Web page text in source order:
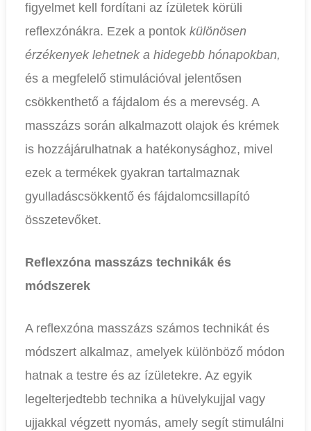
figyelmet kell fordítani az ízületek körüli
reflexzónákra. Ezek a pontok különösen
érzékenyek lehetnek a hidegebb hónapokban,
és a megfelelő stimulációval jelentősen
csökkenthető a fájdalom és a merevség. A
masszázs során alkalmazott olajok és krémek
is hozzájárulhatnak a hatékonysághoz, mivel
ezek a termékek gyakran tartalmaznak
gyulladáscsökkentő és fájdalomcsillapító
összetevőket.
Reflexzóna masszázs technikák és
módszerek
A reflexzóna masszázs számos technikát és
módszert alkalmaz, amelyek különböző módon
hatnak a testre és az ízületekre. Az egyik
legelterjedtebb technika a hüvelykujjal vagy
ujjakkal végzett nyomás, amely segít stimulálni